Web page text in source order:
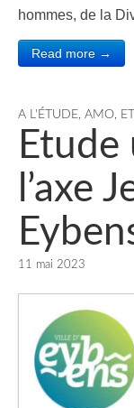
hommes, de la
Read more →
A L'ÉTUDE, AMO,
Etude
l’axe
11 mai 2023